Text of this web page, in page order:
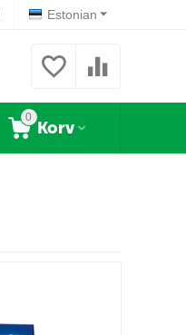
Estonian
0
Korv